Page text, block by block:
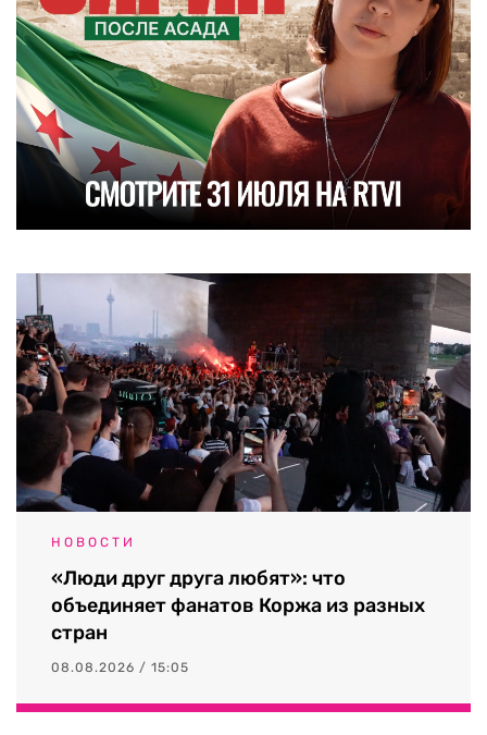
НОВОСТИ
«Люди друг друга любят»: что
объединяет фанатов Коржа из разных
стран
08.08.2026 / 15:05